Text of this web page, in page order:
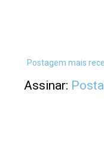
Postagem mais
Assinar: